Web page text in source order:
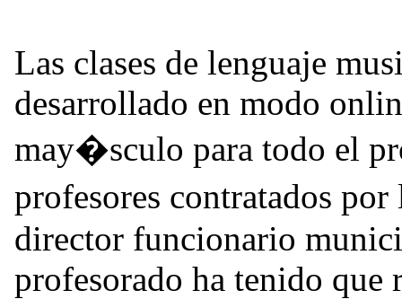
Las clases de lenguaje
desarrollado en modo
may�sculo para todo el
profesores contratados
director funcionario
profesorado ha tenido que